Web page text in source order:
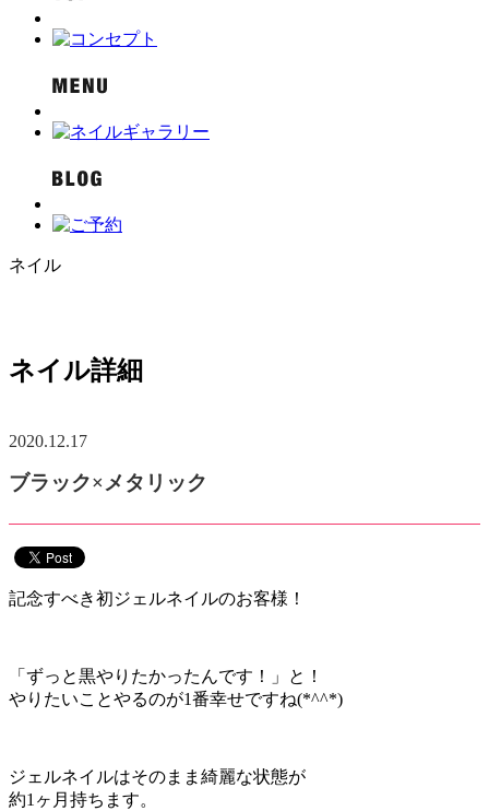
ネイル
ネイル詳細
2020.12.17
ブラック×メタリック
記念すべき初ジェルネイルのお客様！
「ずっと黒やりたかったんです！」と！
やりたいことやるのが1番幸せですね(*^^*)
ジェルネイルはそのまま綺麗な状態が
約1ヶ月持ちます。